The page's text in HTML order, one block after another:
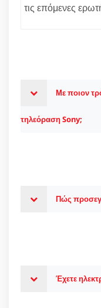
τις επόμενες
Με ποιον
τηλεόραση Sony;
Πώς
Έχετε